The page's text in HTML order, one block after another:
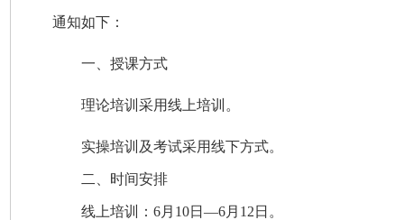
通知如下：
一、授课方式
理论培训采用线上培训。
实操培训及考试采用线下方式。
二、时间安排
线上培训：6月10日—6月12日。